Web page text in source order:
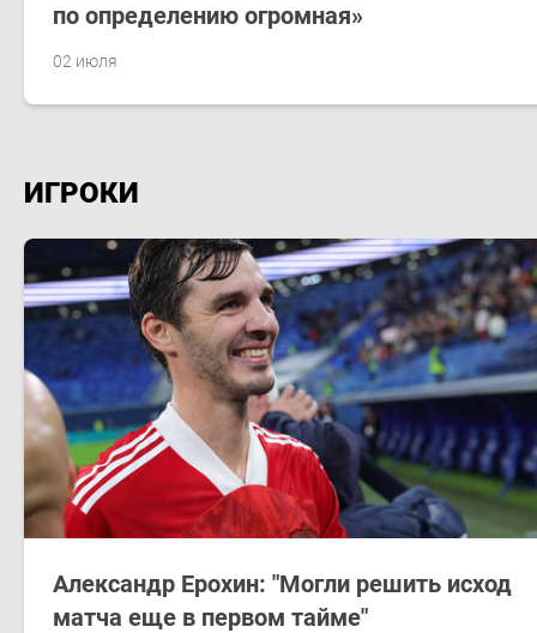
02 июля
по определению огромная»
ИГРОКИ
Александр Ерохин: "Могли решить исход
матча еще в первом тайме"